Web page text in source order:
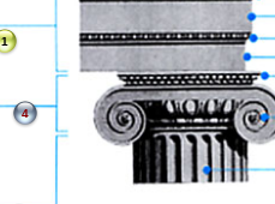
1
4